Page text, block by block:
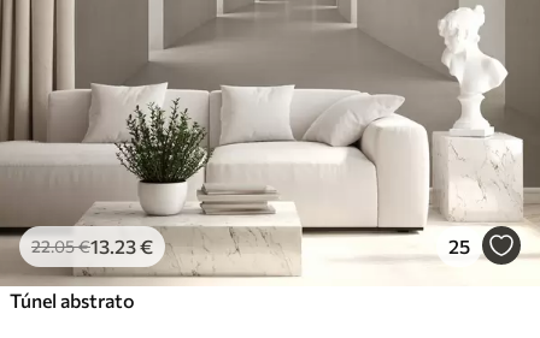
22.05€13 .23€ 25
Túnel abstrato